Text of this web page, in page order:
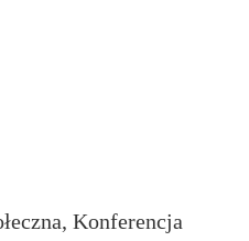
, Konferencja